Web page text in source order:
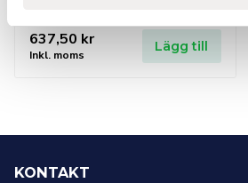
637,50 kr
Inkl. moms
Lägg till
KONTAKT